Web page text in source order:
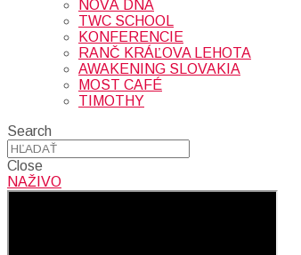
NOVÁ DNA
TWC SCHOOL
KONFERENCIE
RANČ KRÁĽOVA LEHOTA
AWAKENING SLOVAKIA
MOST CAFÉ
TIMOTHY
Search
Close
NAŽIVO